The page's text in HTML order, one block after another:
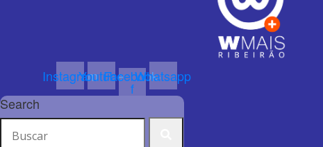
InstagramYoutubeFacebook-
f
Whatsapp
Search